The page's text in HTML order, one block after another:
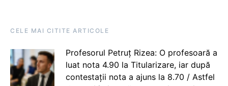
CELE MAI CITITE ARTICOLE
Profesorul Petruț Rizea: O profesoară a
luat nota 4.90 la Titularizare, iar după
contestații nota a ajuns la 8.70 / Astfel